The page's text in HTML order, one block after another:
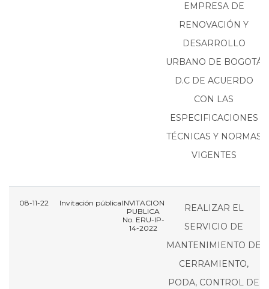
EMPRESA DE
RENOVACIÓN Y
DESARROLLO
URBANO DE BOGOTÁ
D.C DE ACUERDO
CON LAS
ESPECIFICACIONES
TÉCNICAS Y NORMAS
VIGENTES
08-11-22 Invitación pública INVITACION
PUBLICA
No. ERU-IP-
14-2022
REALIZAR EL
SERVICIO DE
MANTENIMIENTO DE
CERRAMIENTO,
PODA, CONTROL DE